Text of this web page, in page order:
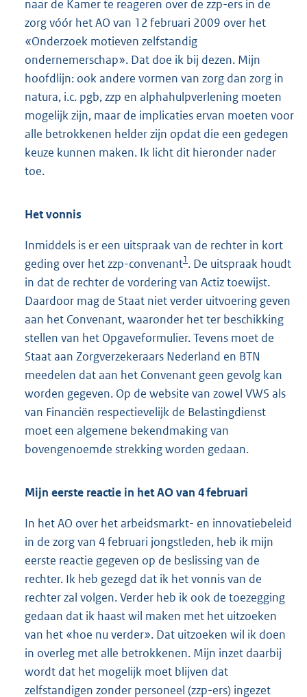
naar de Kamer te reageren over de zzp-ers in de
zorg vóór het AO van 12 februari 2009 over het
«Onderzoek motieven zelfstandig
ondernemerschap». Dat doe ik bij dezen. Mijn
hoofdlijn: ook andere vormen van zorg dan zorg in
natura, i.c. pgb, zzp en alphahulpverlening moeten
mogelijk zijn, maar de implicaties ervan moeten voor
alle betrokkenen helder zijn opdat die een gedegen
keuze kunnen maken. Ik licht dit hieronder nader
toe.
Het vonnis
Inmiddels is er een uitspraak van de rechter in kort
geding over het zzp-convenant1. De uitspraak houdt
in dat de rechter de vordering van Actiz toewijst.
Daardoor mag de Staat niet verder uitvoering geven
aan het Convenant, waaronder het ter beschikking
stellen van het Opgaveformulier. Tevens moet de
Staat aan Zorgverzekeraars Nederland en BTN
meedelen dat aan het Convenant geen gevolg kan
worden gegeven. Op de website van zowel VWS als
van Financiën respectievelijk de Belastingdienst
moet een algemene bekendmaking van
bovengenoemde strekking worden gedaan.
Mijn eerste reactie in het AO van 4 februari
In het AO over het arbeidsmarkt- en innovatiebeleid
in de zorg van 4 februari jongstleden, heb ik mijn
eerste reactie gegeven op de beslissing van de
rechter. Ik heb gezegd dat ik het vonnis van de
rechter zal volgen. Verder heb ik ook de toezegging
gedaan dat ik haast wil maken met het uitzoeken
van het «hoe nu verder». Dat uitzoeken wil ik doen
in overleg met alle betrokkenen. Mijn inzet daarbij
wordt dat het mogelijk moet blijven dat
zelfstandigen zonder personeel (zzp-ers) ingezet